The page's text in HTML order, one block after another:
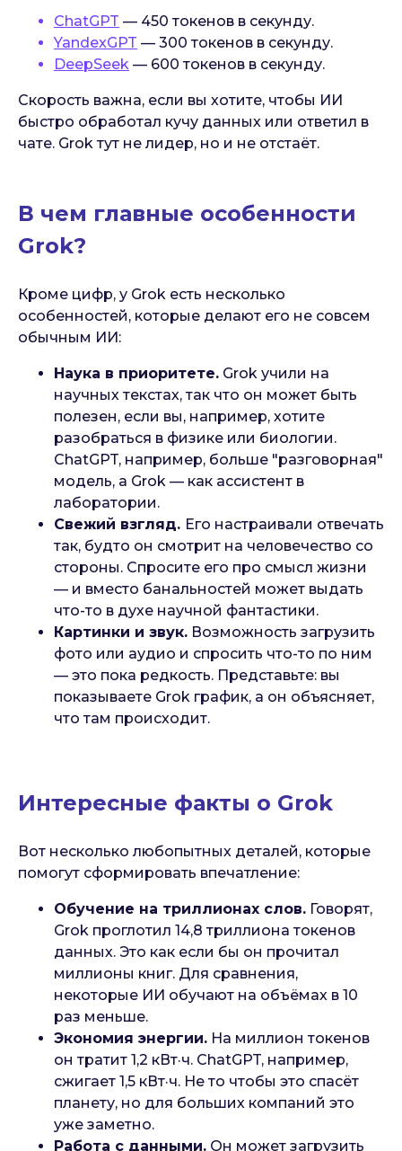
ChatGPT — 450 токенов в секунду.
YandexGPT — 300 токенов в секунду.
DeepSeek — 600 токенов в секунду.
Скорость важна, если вы хотите, чтобы ИИ
быстро обработал кучу данных или ответил в
чате. Grok тут не лидер, но и не отстаёт.
В чем главные особенности
Grok?
Кроме цифр, у Grok есть несколько
особенностей, которые делают его не совсем
обычным ИИ:
Наука в приоритете. Grok учили на
научных текстах, так что он может быть
полезен, если вы, например, хотите
разобраться в физике или биологии.
ChatGPT, например, больше "разговорная"
модель, а Grok — как ассистент в
лаборатории.
Свежий взгляд. Его настраивали отвечать
так, будто он смотрит на человечество со
стороны. Спросите его про смысл жизни
— и вместо банальностей может выдать
что-то в духе научной фантастики.
Картинки и звук. Возможность загрузить
фото или аудио и спросить что-то по ним
— это пока редкость. Представьте: вы
показываете Grok график, а он объясняет,
что там происходит.
Интересные факты о Grok
Вот несколько любопытных деталей, которые
помогут сформировать впечатление:
Обучение на триллионах слов. Говорят,
Grok проглотил 14,8 триллиона токенов
данных. Это как если бы он прочитал
миллионы книг. Для сравнения,
некоторые ИИ обучают на объёмах в 10
раз меньше.
Экономия энергии. На миллион токенов
он тратит 1,2 кВт·ч. ChatGPT, например,
сжигает 1,5 кВт·ч. Не то чтобы это спасёт
планету, но для больших компаний это
уже заметно.
Работа с данными. Он может загрузить